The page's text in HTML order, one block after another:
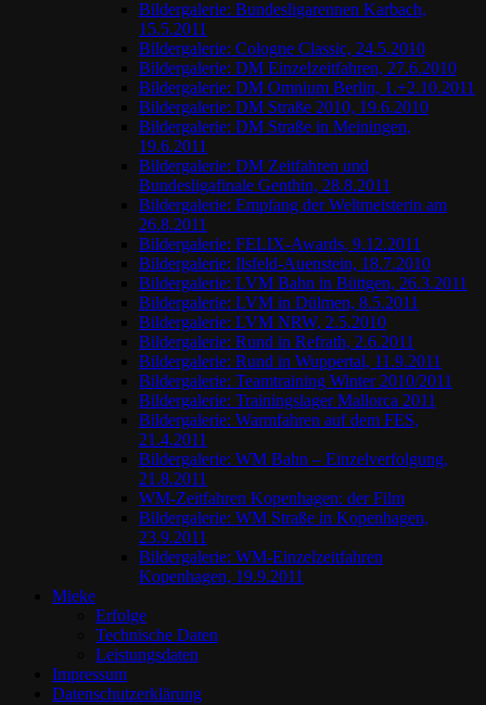
Bildergalerie: Bundesligarennen Karbach,
15.5.2011
Bildergalerie: Cologne Classic, 24.5.2010
Bildergalerie: DM Einzelzeitfahren, 27.6.2010
Bildergalerie: DM Omnium Berlin, 1.+2.10.2011
Bildergalerie: DM Straße 2010, 19.6.2010
Bildergalerie: DM Straße in Meiningen,
19.6.2011
Bildergalerie: DM Zeitfahren und
Bundesligafinale Genthin, 28.8.2011
Bildergalerie: Empfang der Weltmeisterin am
26.8.2011
Bildergalerie: FELIX-Awards, 9.12.2011
Bildergalerie: Ilsfeld-Auenstein, 18.7.2010
Bildergalerie: LVM Bahn in Büttgen, 26.3.2011
Bildergalerie: LVM in Dülmen, 8.5.2011
Bildergalerie: LVM NRW, 2.5.2010
Bildergalerie: Rund in Refrath, 2.6.2011
Bildergalerie: Rund in Wuppertal, 11.9.2011
Bildergalerie: Teamtraining Winter 2010/2011
Bildergalerie: Trainingslager Mallorca 2011
Bildergalerie: Warmfahren auf dem FES,
21.4.2011
Bildergalerie: WM Bahn – Einzelverfolgung,
21.8.2011
WM-Zeitfahren Kopenhagen: der Film
Bildergalerie: WM Straße in Kopenhagen,
23.9.2011
Bildergalerie: WM-Einzelzeitfahren
Kopenhagen, 19.9.2011
Mieke
Erfolge
Technische Daten
Leistungsdaten
Impressum
Datenschutzerklärung